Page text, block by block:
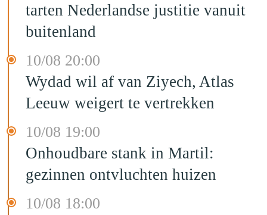
tarten Nederlandse justitie vanuit
buitenland
10/08 20:00
Wydad wil af van Ziyech, Atlas
Leeuw weigert te vertrekken
10/08 19:00
Onhoudbare stank in Martil:
gezinnen ontvluchten huizen
10/08 18:00